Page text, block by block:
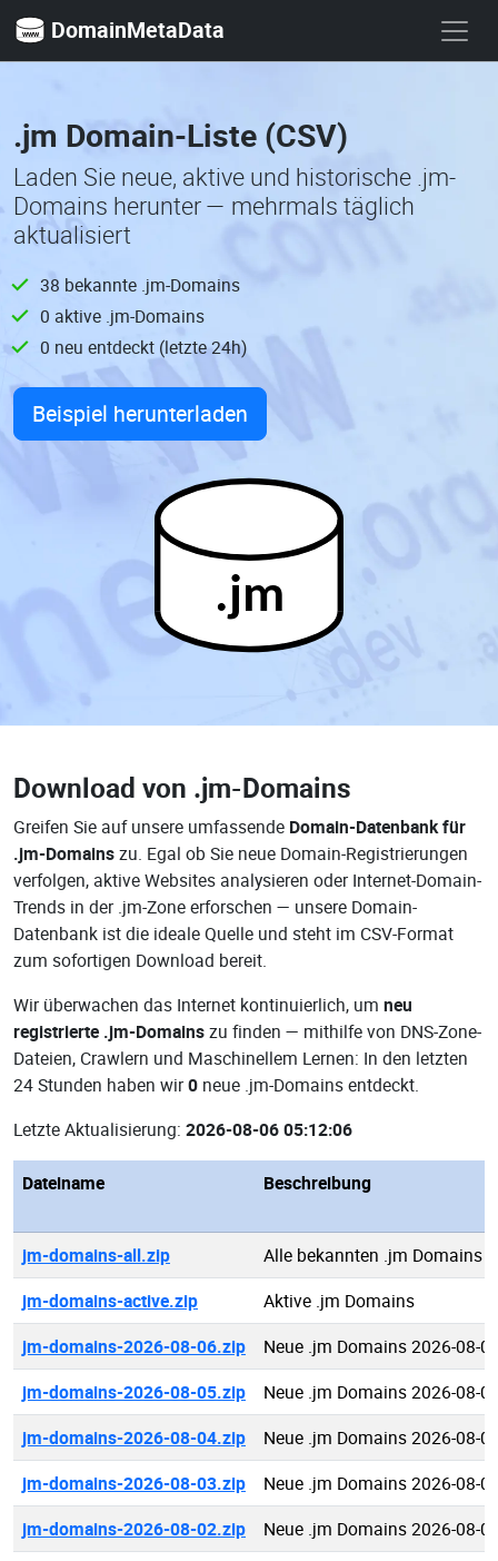
DomainMetaData
.jm Domain-Liste (CSV)
Laden Sie neue, aktive und historische .jm-
Domains herunter — mehrmals täglich
aktualisiert
38 bekannte .jm-Domains
0 aktive .jm-Domains
0 neu entdeckt (letzte 24h)
Beispiel herunterladen
.jm
Download von .jm-Domains
Greifen Sie auf unsere umfassende Domain-Datenbank für
.jm-Domainszu. Egal ob Sie neue Domain-Registrierungen
verfolgen, aktive Websites analysieren oder Internet-Domain-
Trends in der .jm-Zone erforschen — unsere Domain-
Datenbank ist die ideale Quelle und steht im CSV-Format
zum sofortigen Download bereit.
Wir überwachen das Internet kontinuierlich, um neu
registrierte .jm-Domainszu finden — mithilfe von DNS-Zone-
Dateien, Crawlern und Maschinellem Lernen: In den letzten
24 Stunden haben wir0 neue .jm-Domains entdeckt.
Letzte Aktualisierung: 2026-08-06 05:12:06
Dateiname Beschreibung
jm-domains-all.zip
Alle bekannten .jm Domains
jm-domains-active.zip
Aktive .jm Domains
jm-domains-2026-08-06.zip
Neue .jm Domains 2026-08-
jm-domains-2026-08-05.zip
Neue .jm Domains 2026-08-
jm-domains-2026-08-04.zip
Neue .jm Domains 2026-08-
jm-domains-2026-08-03.zip
Neue .jm Domains 2026-08-
jm-domains-2026-08-02.zip
Neue .jm Domains 2026-08-